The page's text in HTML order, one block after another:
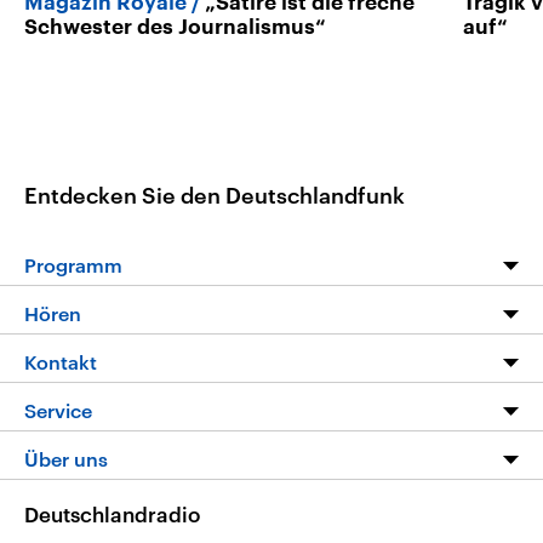
Schwester des Journalismus“
auf“
Entdecken Sie den Deutschlandfunk
Programm
Programm
Die Nachrichten
Nachrichtenleicht
Neue Beiträge auf dlf.de
Hören
Livestream
Podcasts
Deutschlandfunk App
Nachrichten App
Kontakt
Hörerservice
Service
FAQ
Veranstaltungen
Über uns
Deutschlandradio